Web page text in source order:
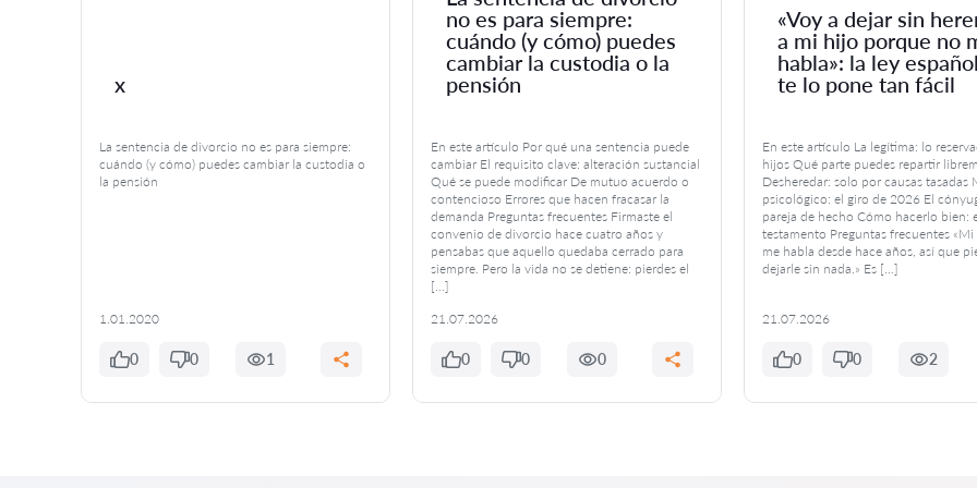
x
La sentencia de divorcio no es para siempre:
cuándo (y cómo) puedes cambiar la custodia o
la pensión
1.01.2020
0 0 1
no es para siempre:
cuándo (y cómo) puedes
cambiar la custodia o la
pensión
En este artículo Por qué una sentencia puede
cambiar El requisito clave: alteración sustancial
Qué se puede modificar De mutuo acuerdo o
contencioso Errores que hacen fracasar la
demanda Preguntas frecuentes Firmaste el
convenio de divorcio hace cuatro años y
pensabas que aquello quedaba cerrado para
siempre. Pero la vida no se detiene: pierdes el
[…]
21.07.2026
0 0 0
«Voy a dejar sin
a mi hijo porque no
habla»: la ley
te lo pone tan fácil
En este artículo La legítima: lo
hijos Qué parte puedes repartir
Desheredar: solo por causas tasadas
psicológico: el giro de 2026 El
pareja de hecho Cómo hacerlo bien:
testamento Preguntas frecuentes
me habla desde hace años, así que
dejarle sin nada.» Es […]
21.07.2026
0 0 2